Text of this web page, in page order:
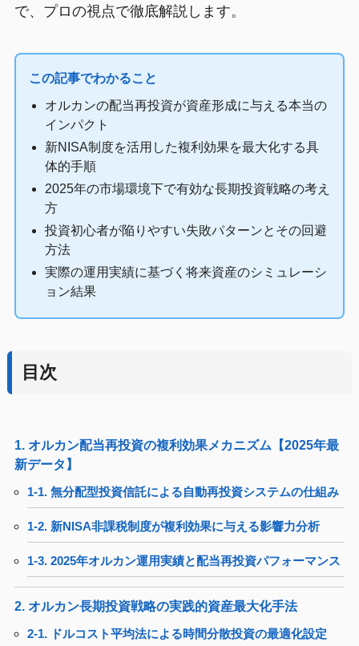
で、プロの視点で徹底解説します。
この記事でわかること
オルカンの配当再投資が資産形成に与える本当の
インパクト
新NISA制度を活用した複利効果を最大化する具
体的手順
2025年の市場環境下で有効な長期投資戦略の考え
方
投資初心者が陥りやすい失敗パターンとその回避
方法
実際の運用実績に基づく将来資産のシミュレーシ
ョン結果
目次
1. オルカン配当再投資の複利効果メカニズム【2025年最
新データ】
1-1. 無分配型投資信託による自動再投資システムの仕組み
1-2. 新NISA非課税制度が複利効果に与える影響力分析
1-3. 2025年オルカン運用実績と配当再投資パフォーマンス
2. オルカン長期投資戦略の実践的資産最大化手法
2-1. ドルコスト平均法による時間分散投資の最適化設定